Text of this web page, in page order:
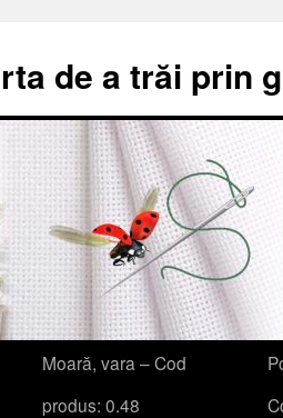
de a trăi prin
Moară, vara – Cod
produs: 0.48